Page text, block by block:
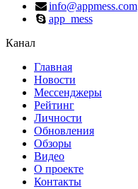
info@appmess.com
app_mess
Канал
Главная
Новости
Мессенджеры
Рейтинг
Личности
Обновления
Обзоры
Видео
О проекте
Контакты